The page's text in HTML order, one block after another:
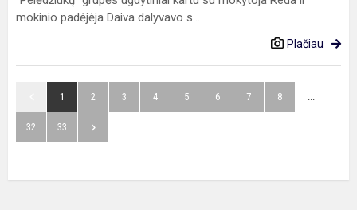
mokinio padėjėja Daiva dalyvavo s...
Plačiau
1 2 3 4 5 6 7 8 ...
32 33